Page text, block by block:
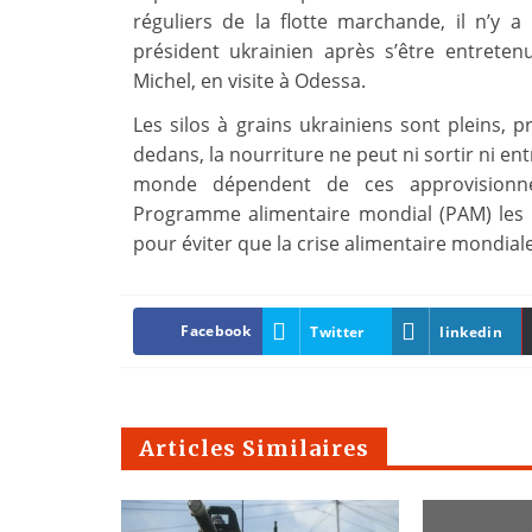
réguliers de la flotte marchande, il n’y
président ukrainien après s’être
Michel, en visite à Odessa.
Les silos à grains ukrainiens sont pleins,
dedans, la nourriture ne peut ni sortir ni
monde dépendent de ces
Programme alimentaire mondial (PAM)
pour éviter que la crise alimentaire
Facebook Twitter linkedin
Articles Similaires